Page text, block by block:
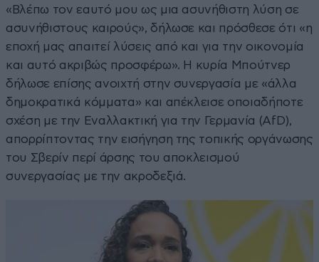
«Βλέπω τον εαυτό μου ως μια ασυνήθιστη λύση σε
ασυνήθιστους καιρούς», δήλωσε και πρόσθεσε ότι «η
εποχή μας απαιτεί λύσεις από και για την οικονομία
και αυτό ακριβώς προσφέρω». Η κυρία Μπούτνερ
δήλωσε επίσης ανοιχτή στην συνεργασία με «άλλα
δημοκρατικά κόμματα» και απέκλεισε οποιαδήποτε
σχέση με την Εναλλακτική για την Γερμανία (AfD),
απορρίπτοντας την εισήγηση της τοπικής οργάνωσης
του Σβερίν περί άρσης του αποκλεισμού
συνεργασίας με την ακροδεξιά.